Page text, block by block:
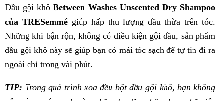
Dầu gội khôBetween Washes Unscented Dry Shampoo
của TRESemmégiúp hấp thu lượng dầu thừa trên tóc.
Những khi bận rộn, không có điều kiện gội đầu, sản phẩm
dầu gội khô này sẽ giúp bạn có mái tóc sạch để tự tin đi ra
ngoài chỉ trong vài phút.
TIP: Trong quá trình xoa đều bột dầu gội khô, bạn không